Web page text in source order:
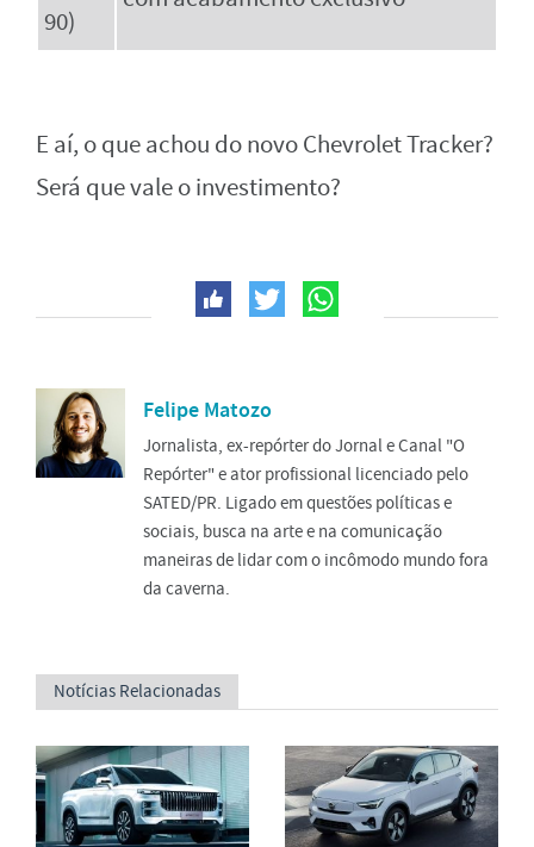
90)
E aí, o que achou do novo Chevrolet Tracker?
Será que vale o investimento?
Felipe Matozo
Jornalista, ex-repórter do Jornal e Canal "O
Repórter" e ator profissional licenciado pelo
SATED/PR. Ligado em questões políticas e
sociais, busca na arte e na comunicação
maneiras de lidar com o incômodo mundo fora
da caverna.
Notícias Relacionadas